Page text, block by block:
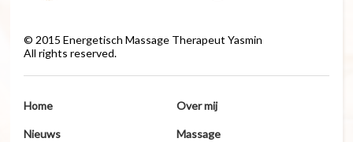
© 2015 Energetisch Massage Therapeut Yasmin
All rights reserved.
Home Over mij
Nieuws Massage